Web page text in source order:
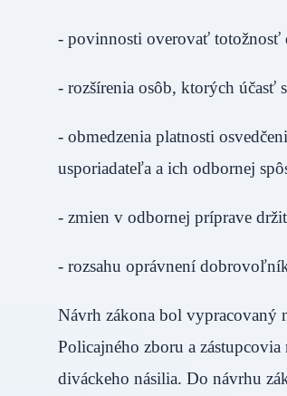
- povinnosti overovať totožnosť
- rozšírenia osôb, ktorých účasť
- obmedzenia platnosti
usporiadateľa a ich odbornej
- zmien v odbornej príprave
- rozsahu oprávnení
Návrh zákona bol vypracovaný
Policajného zboru a
diváckeho násilia. Do návrhu